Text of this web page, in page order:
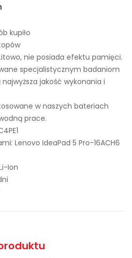
kupiło
nie posiada efektu pamięci.
specjalistycznym badaniom
jakość wykonania i
w naszych bateriach
prace.
Lenovo IdeaPad 5 Pro-16ACH6
Ion